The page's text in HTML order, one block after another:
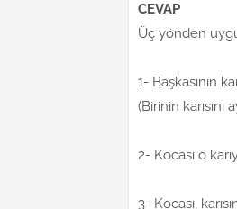
CEVAP
Üç yönden
1- Başkasının
(Birinin
2- Kocası o
3- Kocası,